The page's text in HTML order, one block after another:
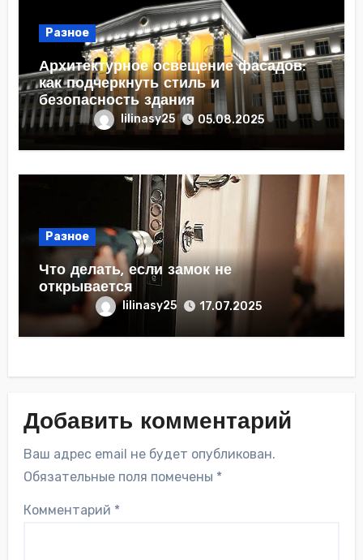
Разное
Архитектурное освещение фасадов:
как подчеркнуть стиль и
безопасность здания
lilinasy25 05.08.2025
Разное
Что делать, если замок не
открывается
lilinasy25 17.07.2025
Добавить комментарий
Ваш адрес email не будет опубликован.
Обязательные поля помечены *
Комментарий *